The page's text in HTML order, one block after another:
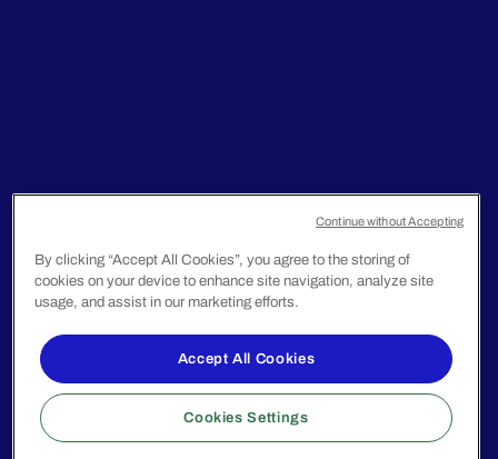
By clicking “Accept All Cookies”, you agree to the storing of
cookies on your device to enhance site navigation, analyze site
usage, and assist in our marketing efforts.
Accept All Cookies
Cookies Settings
Continue without Accepting